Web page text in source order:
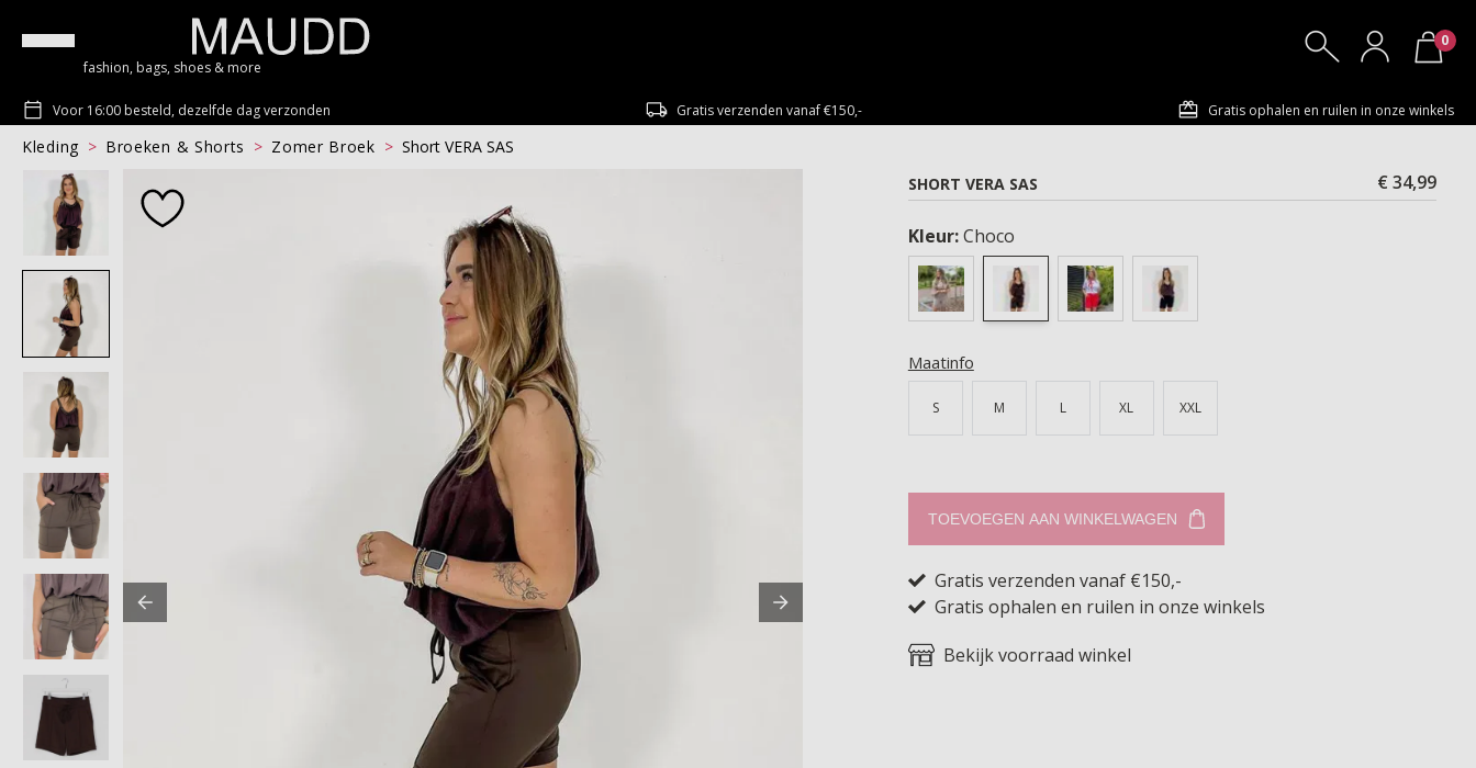
fashion, bags, shoes & more
0
Voor 16:00 besteld, dezelfde dag verzonden Gratis verzenden vanaf €150,- Gratis ophalen en ruilen in onze winkels
Kleding Broeken & Shorts Zomer Broek
Short VERA SAS
SHORT VERA SAS
€ 34,99
Kleur:Choco
Maatinfo
S M L XL XXL
TOEVOEGEN AAN WINKELWAGEN
Gratis verzenden vanaf €150,-
Gratis ophalen en ruilen in onze winkels
Bekijk voorraad winkel